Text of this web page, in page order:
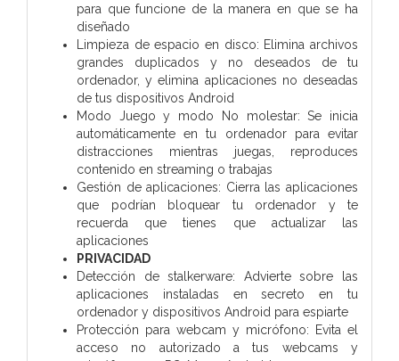
para que funcione de la manera en que se ha
diseñado
Limpieza de espacio en disco: Elimina archivos
grandes duplicados y no deseados de tu
ordenador, y elimina aplicaciones no deseadas
de tus dispositivos Android
Modo Juego y modo No molestar: Se inicia
automáticamente en tu ordenador para evitar
distracciones mientras juegas, reproduces
contenido en streaming o trabajas
Gestión de aplicaciones: Cierra las aplicaciones
que podrían bloquear tu ordenador y te
recuerda que tienes que actualizar las
aplicaciones
PRIVACIDAD
Detección de stalkerware: Advierte sobre las
aplicaciones instaladas en secreto en tu
ordenador y dispositivos Android para espiarte
Protección para webcam y micrófono: Evita el
acceso no autorizado a tus webcams y